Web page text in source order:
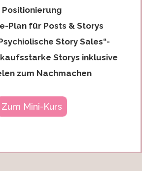
Positionierung
Plan für Posts & Storys
Story Sales“-
Storys inklusive
zum Nachmachen
Zum Mini-Kurs